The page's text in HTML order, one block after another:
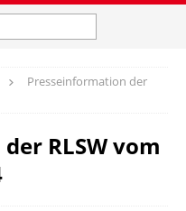
Presseinformation der
RLSW vom